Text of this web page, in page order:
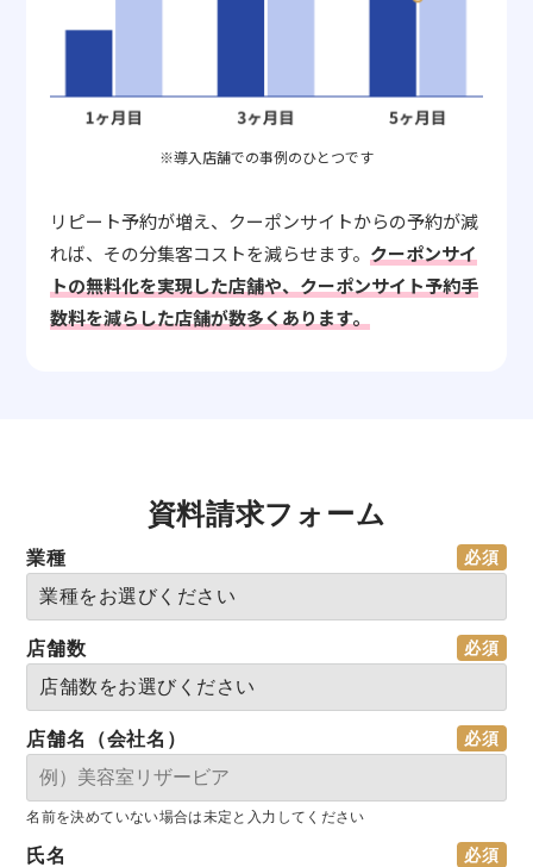
※導入店舗での事例のひとつです
リピート予約が増え、クーポンサイトからの予約が減
れば、その分集客コストを減らせます。 クーポンサイ
トの無料化を実現した店舗や、クーポンサイト予約手
数料を減らした店舗が数多くあります。
資料請求フォーム
業種
店舗数
店舗名（会社名）
名前を決めていない場合は未定と入力してください
氏名